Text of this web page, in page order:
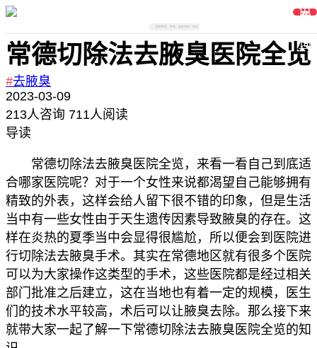
搜索医院、医生、美容项目、部位
常德切除法去腋臭医院全览
#去腋臭
2023-03-09
免
费
线
咨
询
213人咨询 711人阅读
导读
常德切除法去腋臭医院全览，来看一看自己到底适
合哪家医院呢？对于一个女性来说都渴望自己能够拥有
精致的外表，这样会给人留下很不错的印象，但是生活
当中有一些女性由于天生遗传因素导致腋臭的存在。这
样在炎热的夏季当中会显得很尴尬，所以便会到医院进
行切除法去腋臭手术。其实在常德地区就有很多个医院
可以为大家操作这类型的手术，这些医院都是经过相关
部门批准之后建立，这在当地也有着一定的规模，医生
们的技术水平较高，术后可以让腋臭去除。那么接下来
就带大家一起了解一下常德切除法去腋臭医院全览的知